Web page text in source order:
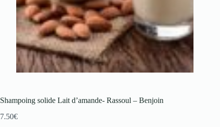
Shampoing solide Lait d’amande- Rassoul – Benjoin
7.50€